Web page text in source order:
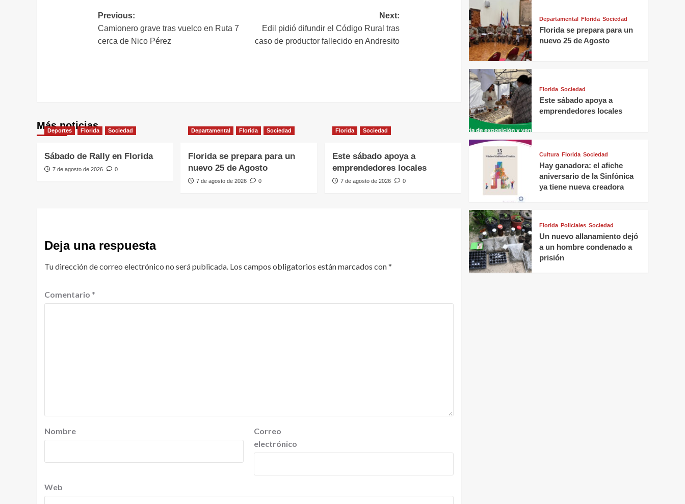
Navegación
de
Previous:
Camionero grave tras vuelco en Ruta 7
cerca de Nico Pérez
Next:
Edil pidió difundir el Código Rural tras
caso de productor fallecido en Andresito
Más noticias
Deportes Florida Sociedad
Sábado de Rally en Florida
7 de agosto de 2026 0
Departamental Florida Sociedad
Florida se prepara para un
nuevo 25 de Agosto
7 de agosto de 2026 0
Florida Sociedad
Este sábado apoya a
emprendedores locales
7 de agosto de 2026 0
Deja una respuesta
Tu dirección de correo electrónico no será publicada. Los campos obligatorios están marcados con*
Comentario *
Nombre
Correo
electrónico
Web
Departamental Florida Sociedad
Florida se prepara para un
nuevo 25 de Agosto
Florida Sociedad
Este sábado apoya a
emprendedores locales
Cultura Florida Sociedad
Hay ganadora: el afiche
aniversario de la Sinfónica
ya tiene nueva creadora
Florida Policiales Sociedad
Un nuevo allanamiento dejó
a un hombre condenado a
prisión